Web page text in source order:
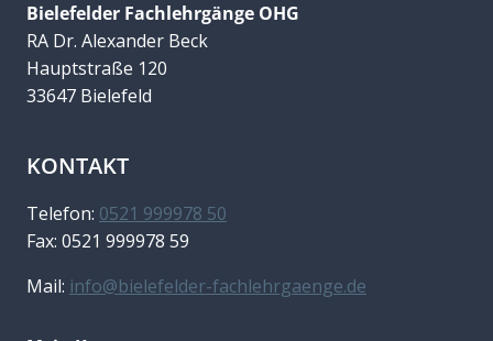
Bielefelder Fachlehrgänge OHG
RA Dr. Alexander Beck
Hauptstraße 120
33647 Bielefeld
KONTAKT
Telefon: 0521 999978 50
Fax: 0521 999978 59
Mail: info@bielefelder-fachlehrgaenge.de